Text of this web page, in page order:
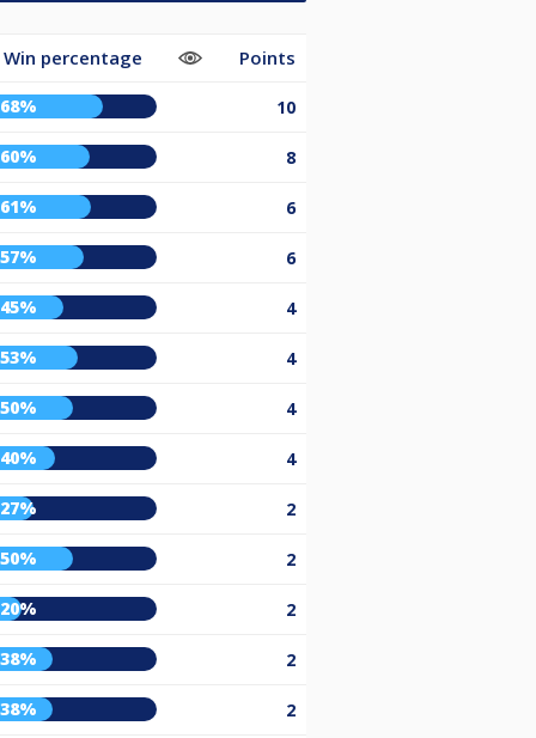
Win percentage Points
68% 10
60% 8
61% 6
57% 6
45% 4
53% 4
50% 4
40% 4
27% 2
50% 2
20% 2
38% 2
38% 2